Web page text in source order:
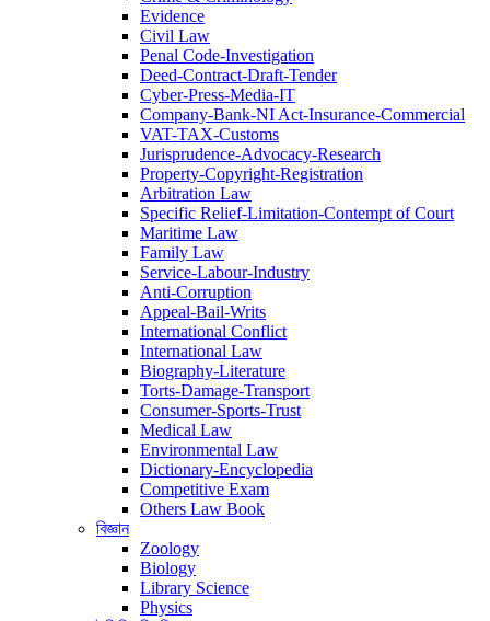
Evidence
Civil Law
Penal Code-Investigation
Deed-Contract-Draft-Tender
Cyber-Press-Media-IT
Company-Bank-NI Act-Insurance-Commercial
VAT-TAX-Customs
Jurisprudence-Advocacy-Research
Property-Copyright-Registration
Arbitration Law
Specific Relief-Limitation-Contempt of Court
Maritime Law
Family Law
Service-Labour-Industry
Anti-Corruption
Appeal-Bail-Writs
International Conflict
International Law
Biography-Literature
Torts-Damage-Transport
Consumer-Sports-Trust
Medical Law
Environmental Law
Dictionary-Encyclopedia
Competitive Exam
Others Law Book
বিজ্ঞান
Zoology
Biology
Library Science
Physics